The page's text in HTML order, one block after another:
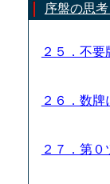
序盤の思
２５．不
２６．数
２７．第